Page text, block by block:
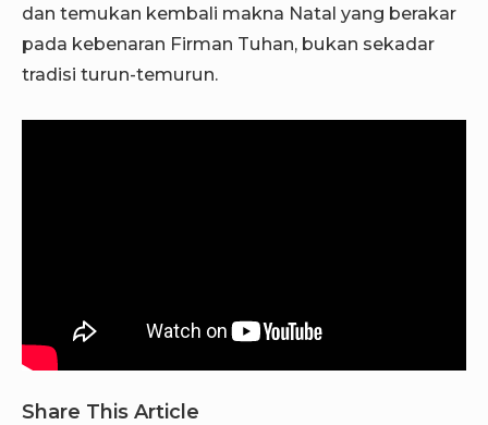
dan temukan kembali makna Natal yang berakar
pada kebenaran Firman Tuhan, bukan sekadar
tradisi turun-temurun.
Share This Article